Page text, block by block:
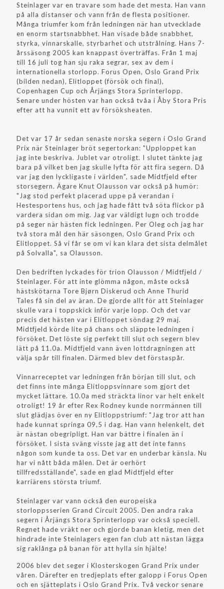
Steinlager var en travare som hade det mesta. Han vann
på alla distanser och vann från de flesta positioner.
Många triumfer kom från ledningen när han utvecklade
en enorm startsnabbhet. Han visade både snabbhet,
styrka, vinnarskalle, styrbarhet och utstrålning. Hans 7-
årssäsong 2005 kan knappast överträffas. Från 1 maj
till 16 juli tog han sju raka segrar, sex av dem i
internationella storlopp. Forus Open, Oslo Grand Prix
(bilden nedan), Elitloppet (försök och final),
Copenhagen Cup och Årjängs Stora Sprinterlopp.
Senare under hösten var han också tvåa i Åby Stora Pris
efter att ha vunnit ett av försöksheaten.
Det var 17 år sedan senaste norska segern i Oslo Grand
Prix när Steinlager bröt segertorkan: "Upploppet kan
jag inte beskriva. Jublet var otroligt. I slutet tänkte jag
bara på vilket ben jag skulle lyfta för att fira segern. Då
var jag den lyckligaste i världen", sade Midtfjeld efter
storsegern. Ägare Knut Olausson var också på humör:
"Jag stod perfekt placerad uppe på verandan i
Hestesportens hus, och jag hade fått två söta flickor på
vardera sidan om mig. Jag var väldigt lugn och trodde
på seger när hästen fick ledningen. Per Oleg och jag har
två stora mål den här säsongen, Oslo Grand Prix och
Elitloppet. Så vi får se om vi kan klara det sista delmålet
på Solvalla", sa Olausson.
Den bedriften lyckades för trion Olausson / Midtfjeld /
Steinlager. För att inte glömma någon, måste också
hästskötarna Tore Bjørn Diskerud och Anne Thurid
Tales få sin del av äran. De gjorde allt för att Steinlager
skulle vara i toppskick inför varje lopp. Och det var
precis det hästen var i Elitloppet söndag 29 maj.
Midtfjeld körde lite på chans och släppte ledningen i
försöket. Det löste sig perfekt till slut och segern blev
lätt på 11.0a. Midtfjeld vann även lottdragningen att
välja spår till finalen. Därmed blev det förstaspår.
Vinnarreceptet var ledningen från början till slut, och
det finns inte många Elitloppsvinnare som gjort det
mycket lättare. 10.0a med sträckta linor var helt enkelt
otroligt! 19 år efter Rex Rodney kunde norrmännen till
slut glädjas över en ny Elitloppstriumf: "Jag tror att han
hade kunnat springa 09,5 i dag. Han vann helenkelt, det
är nästan obegripligt. Han var bättre i finalen än i
försöket. I sista sväng visste jag att det inte fanns
någon som kunde ta oss. Det var en underbar känsla. Nu
har vi nått båda målen. Det är oerhört
tillfredsställande", sade en glad Midtfjeld efter
karriärens största triumf.
Steinlager var vann också den europeiska
storloppsserien Grand Circuit 2005. Den andra raka
segern i Årjängs Stora Sprinterlopp var också speciell.
Regnet hade vräkt ner och gjorde banan kletig, men det
hindrade inte Steinlagers egen fan club att nästan lägga
sig raklånga på banan för att hylla sin hjälte!
2006 blev det seger i Klosterskogen Grand Prix under
våren. Därefter en tredjeplats efter galopp i Forus Open
och en sjätteplats i Oslo Grand Prix. Två veckor senare